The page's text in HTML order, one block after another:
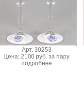
Арт. 30253
Цена: 2100 руб. за пару
подробнее